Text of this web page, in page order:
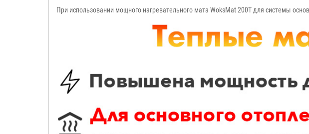
При использовании мощного нагревательного мата WoksMat 200T для системы